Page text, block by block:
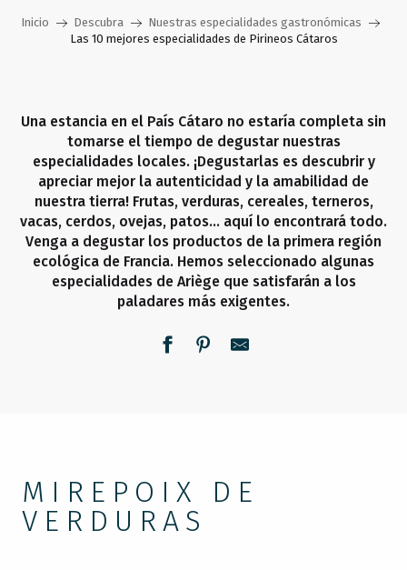
Inicio Descubra
Nuestras especialidades gastronómicas
Las 10 mejores especialidades de Pirineos Cátaros
Una estancia en el País Cátaro no estaría completa sin
tomarse el tiempo de degustar nuestras
especialidades locales. ¡Degustarlas es descubrir y
apreciar mejor la autenticidad y la amabilidad de
nuestra tierra! Frutas, verduras, cereales, terneros,
vacas, cerdos, ovejas, patos… aquí lo encontrará todo.
Venga a degustar los productos de la primera región
ecológica de Francia. Hemos seleccionado algunas
especialidades de Ariège que satisfarán a los
paladares más exigentes.
MIREPOIX DE
VERDURAS